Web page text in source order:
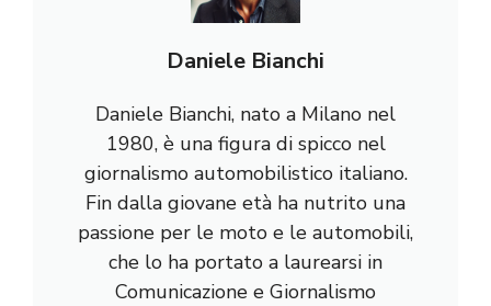
Daniele Bianchi
Daniele Bianchi, nato a Milano nel
1980, è una figura di spicco nel
giornalismo automobilistico italiano.
Fin dalla giovane età ha nutrito una
passione per le moto e le automobili,
che lo ha portato a laurearsi in
Comunicazione e Giornalismo